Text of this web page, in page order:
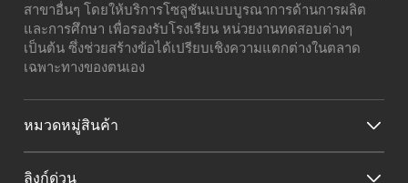
สาขาอื่นๆ โดยให้บริการโซลูชันแบบบูรณาการด้านการผลิต
และการศึกษา เพื่อรองรับโรงเรียน หน่วยงานทดสอบต่างๆ
เป็นต้น ซึ่งช่วยสร้างข้อได้เปรียบเชิงความแตกต่างในตลาด
เฉพาะทางของตนเอง
หมวดหมู่สินค้า
ลิงก์ด่วน